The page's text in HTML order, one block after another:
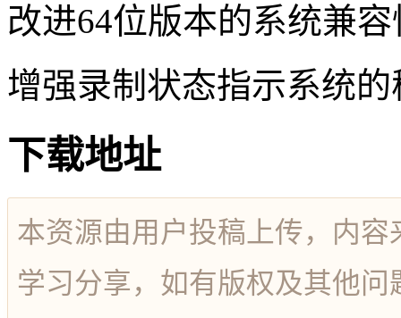
改进64位版本的系统兼
增强录制状态指示系统的
下载地址
本资源由用户投稿上传，内
学习分享，如有版权及其他